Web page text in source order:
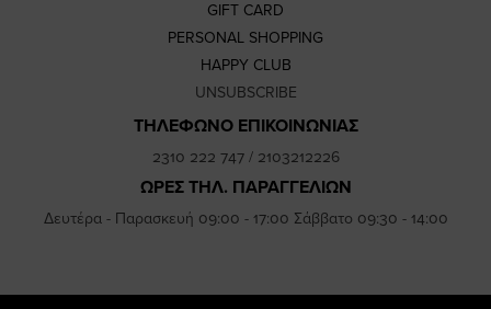
GIFT CARD
PERSONAL SHOPPING
HAPPY CLUB
UNSUBSCRIBE
ΤΗΛΕΦΩΝΟ ΕΠΙΚΟΙΝΩΝΙΑΣ
2310 222 747/ 2103212226
ΩΡΕΣ ΤΗΛ. ΠΑΡΑΓΓΕΛΙΩΝ
Δευτέρα - Παρασκευή 09:00 - 17:00 Σάββατο 09:30 - 14:00